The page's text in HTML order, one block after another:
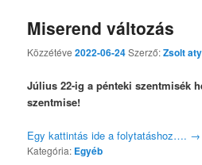
Miserend változás
Közzétéve2022-06-24Szerző:Zsolt
Július 22-ig a pénteki szentmisék
szentmise!
Egy kattintás ide a folytatáshoz…. →
Kategória: Egyéb